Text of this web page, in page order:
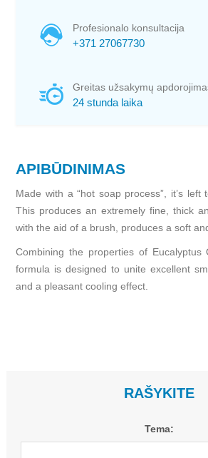
Profesionalo konsultacija
+371 27067730
Greitas užsakymų
24 stunda laika
APIBŪDINIMAS
Made with a “hot soap process”, it’s left
This produces an extremely fine, thick
with the aid of a brush, produces a soft
Combining the properties of Eucalyptus
formula is designed to unite excellent
and a pleasant cooling effect.
RAŠYKITE
Tema: